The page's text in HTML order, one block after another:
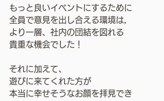
もっと良いイベントにするために
全員で意見を出し合える環境は，
より一層、社内の団結を図れる
貴重な機会でした！
それに加えて、
遊びに来てくれた方が
本当に幸せそうなお顔を拝見でき